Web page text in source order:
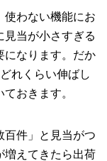
使わない機能にお
見当が小さすぎる
になります。だか
れくらい伸ばし
おきます。
百件」と見当がつ
増えてきたら出荷